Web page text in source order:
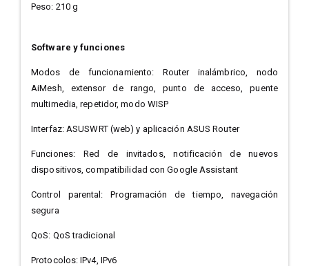
Peso: 210 g
Software y funciones
Modos de funcionamiento: Router inalámbrico, nodo
AiMesh, extensor de rango, punto de acceso, puente
multimedia, repetidor, modo WISP
Interfaz: ASUSWRT (web) y aplicación ASUS Router
Funciones: Red de invitados, notificación de nuevos
dispositivos, compatibilidad con Google Assistant
Control parental: Programación de tiempo, navegación
segura
QoS: QoS tradicional
Protocolos: IPv4, IPv6